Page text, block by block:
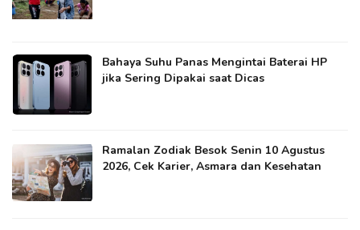
Bahaya Suhu Panas Mengintai Baterai HP
jika Sering Dipakai saat Dicas
Ramalan Zodiak Besok Senin 10 Agustus
2026, Cek Karier, Asmara dan Kesehatan